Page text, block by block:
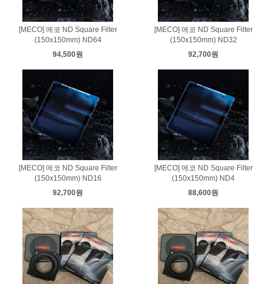
[MECO] 메코 ND Square Filter
(150x150mm) ND64
94,500원
[MECO] 메코 ND Square Filter
(150x150mm) ND32
92,700원
[MECO] 메코 ND Square Filter
(150x150mm) ND16
92,700원
[MECO] 메코 ND Square Filter
(150x150mm) ND4
88,600원